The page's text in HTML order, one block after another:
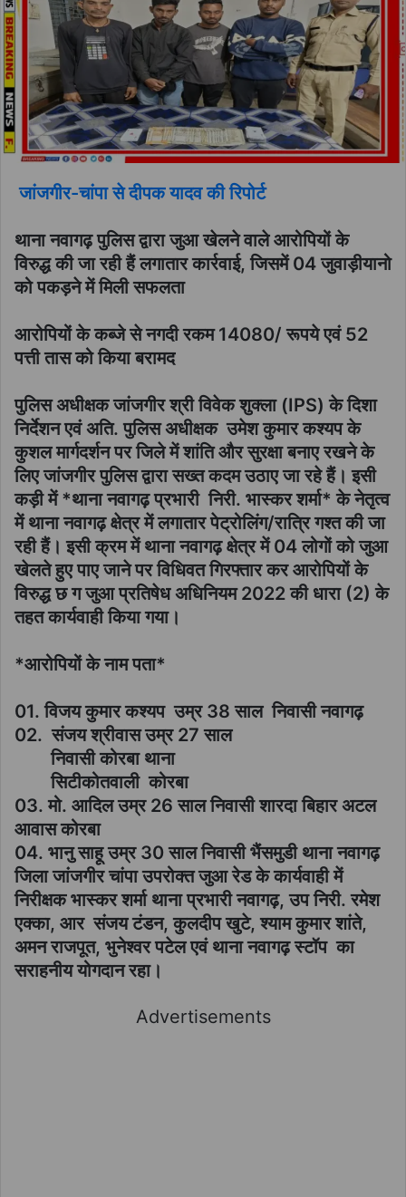
जांजगीर-चांपा से दीपक यादव की रिपोर्ट
थाना नवागढ़ पुलिस द्वारा जुआ खेलने वाले आरोपियों के
विरुद्ध की जा रही हैं लगातार कार्रवाई, जिसमें 04 जुवाड़ीयानो
को पकड़ने में मिली सफलता
आरोपियों के कब्जे से नगदी रकम 14080/ रूपये एवं 52
पत्ती तास को किया बरामद
पुलिस अधीक्षक जांजगीर श्री विवेक शुक्ला (IPS) के दिशा
निर्देशन एवं अति. पुलिस अधीक्षक उमेश कुमार कश्यप के
कुशल मार्गदर्शन पर जिले में शांति और सुरक्षा बनाए रखने के
लिए जांजगीर पुलिस द्वारा सख्त कदम उठाए जा रहे हैं। इसी
कड़ी में *थाना नवागढ़ प्रभारी निरी. भास्कर शर्मा* के नेतृत्व
में थाना नवागढ़ क्षेत्र में लगातार पेट्रोलिंग/रात्रि गश्त की जा
रही हैं। इसी क्रम में थाना नवागढ़ क्षेत्र में 04 लोगों को जुआ
खेलते हुए पाए जाने पर विधिवत गिरफ्तार कर आरोपियों के
विरुद्ध छ ग जुआ प्रतिषेध अधिनियम 2022 की धारा (2) के
तहत कार्यवाही किया गया।
*आरोपियों के नाम पता*
01. विजय कुमार कश्यप उम्र 38 साल निवासी नवागढ़
02. संजय श्रीवास उम्र 27 साल
निवासी कोरबा थाना
सिटीकोतवाली कोरबा
03. मो. आदिल उम्र 26 साल निवासी शारदा बिहार अटल
आवास कोरबा
04. भानु साहू उम्र 30 साल निवासी भैंसमुडी थाना नवागढ़
जिला जांजगीर चांपा उपरोक्त जुआ रेड के कार्यवाही में
निरीक्षक भास्कर शर्मा थाना प्रभारी नवागढ़, उप निरी. रमेश
एक्का, आर संजय टंडन, कुलदीप खुटे, श्याम कुमार शांते,
अमन राजपूत, भुनेश्वर पटेल एवं थाना नवागढ़ स्टॉप का
सराहनीय योगदान रहा।
Advertisements